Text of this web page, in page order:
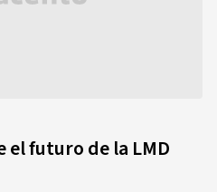
el futuro de la LMD